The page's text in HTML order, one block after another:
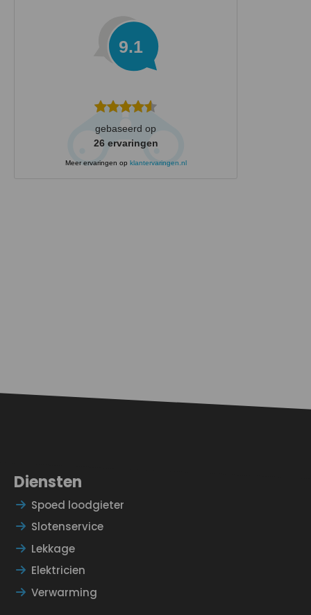
9.1
gebaseerd op
26 ervaringen
Meer ervaringen op klantervaringen.nl
Diensten
Spoed loodgieter
Slotenservice
Lekkage
Elektricien
Verwarming